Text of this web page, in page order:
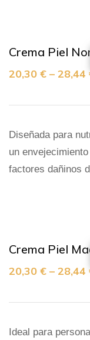
Crema Piel
20,30 € – 28,44
Diseñada para
un
factores dañinos
Crema Piel
20,30 € – 28,44
Ideal para